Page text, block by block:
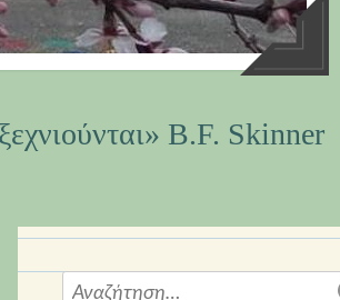
B.F. Skinner
Αναζήτηση